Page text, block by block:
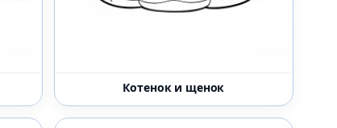
Котенок и щенок